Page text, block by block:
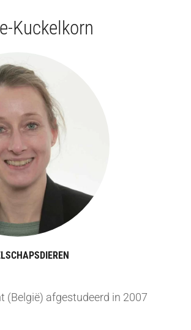
Kuckelkorn
(België) afgestudeerd in 2007